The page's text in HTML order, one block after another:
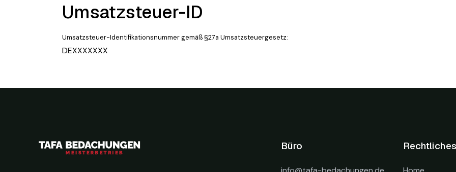
Umsatzsteuer-ID
Umsatzsteuer-Identifikationsnummer gemäß §27a Umsatzsteuergesetz:
DEXXXXXXX
Büro